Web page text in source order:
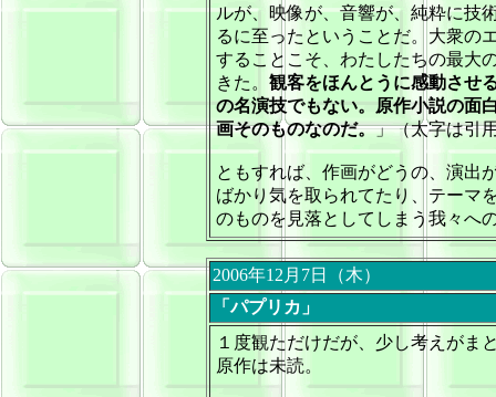
ルが、映像が、音響が、純粋に技
るに至ったということだ。大衆の
することこそ、わたしたちの最大
きた。 観客をほんとうに感動させ
の名演技でもない。原作小説の面
画そのものなのだ。」（太字は引
ともすれば、作画がどうの、演出
ばかり気を取られてたり、テーマ
のものを見落としてしまう我々へ
2006年12月7日（木）
「パプリカ 」
１度観ただけだが、少し考えがま
原作は未読。